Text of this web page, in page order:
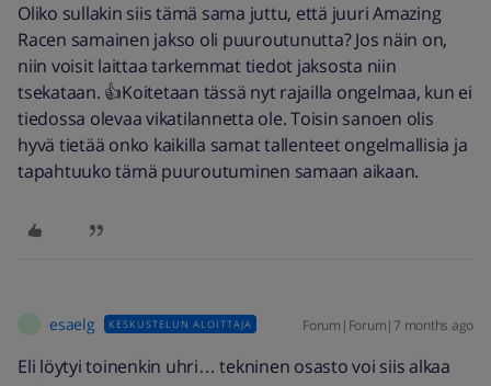
Oliko sullakin siis tämä sama juttu, että juuri Amazing
Racen samainen jakso oli puuroutunutta? Jos näin on,
niin voisit laittaa tarkemmat tiedot jaksosta niin
tsekataan. 👍Koitetaan tässä nyt rajailla ongelmaa, kun ei
tiedossa olevaa vikatilannetta ole. Toisin sanoen olis
hyvä tietää onko kaikilla samat tallenteet ongelmallisia ja
tapahtuuko tämä puuroutuminen samaan aikaan.
esaelg KESKUSTELUN ALOITTAJA Forum|Forum|7 months ago
Eli löytyi toinenkin uhri… tekninen osasto voi siis alkaa